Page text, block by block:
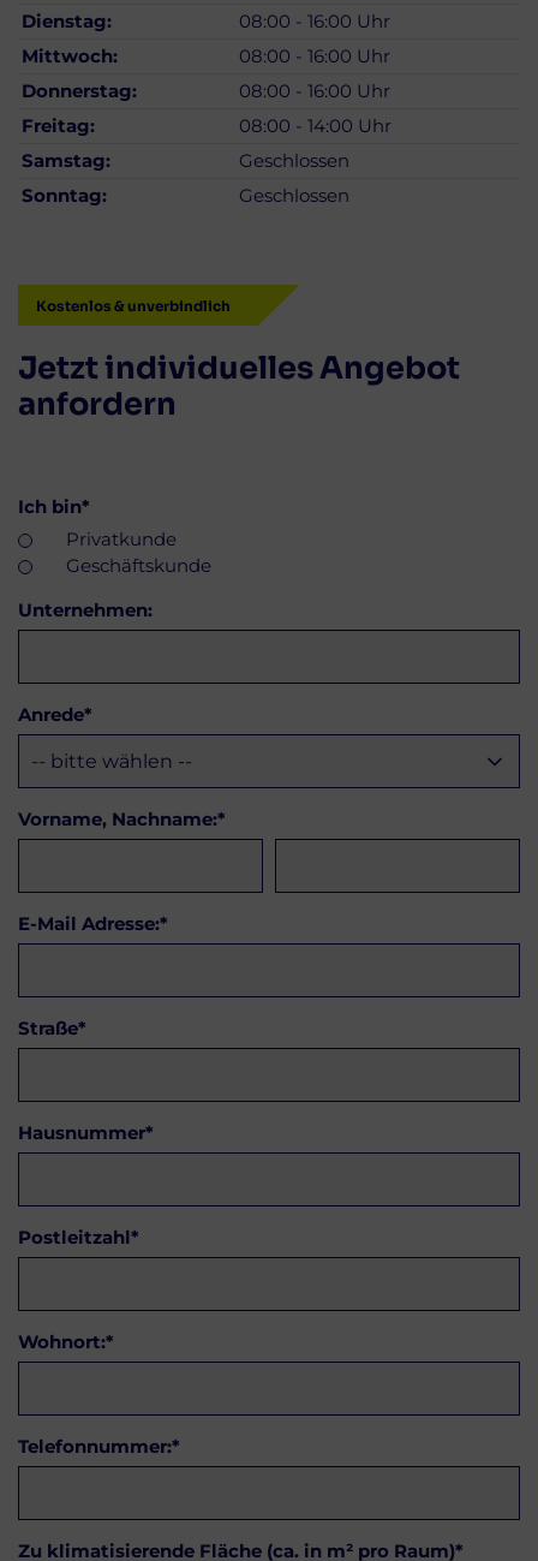
Dienstag:
08:00 - 16:00 Uhr
Mittwoch:
08:00 - 16:00 Uhr
Donnerstag:
08:00 - 16:00 Uhr
Freitag:
08:00 - 14:00 Uhr
Samstag:
Geschlossen
Sonntag:
Geschlossen
Kostenlos & unverbindlich
Jetzt individuelles Angebot
anfordern
Ich bin*
Privatkunde
Geschäftskunde
Unternehmen:
Anrede*
Vorname, Nachname:*
E-Mail Adresse:*
Straße*
Hausnummer*
Postleitzahl*
Wohnort:*
Telefonnummer:*
Zu klimatisierende Fläche (ca. in m² pro Raum)*